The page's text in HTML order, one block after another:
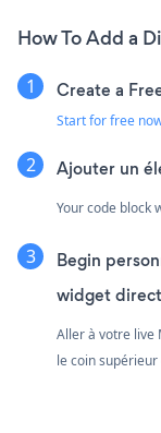
How To Add a
Create a
Start for free
Ajouter un
Your code block
Begin
widget
Aller à votre live
le coin